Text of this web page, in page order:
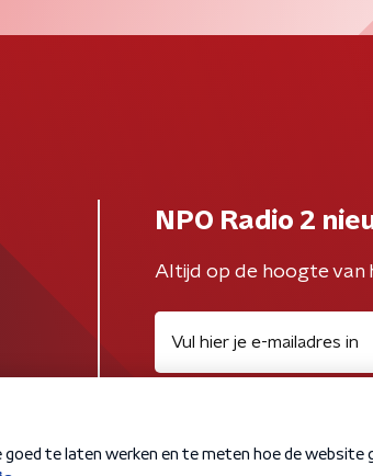
NPO Radio 2
Altijd op de hoogte van